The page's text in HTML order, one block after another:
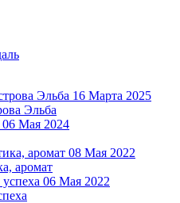
16 Марта 2025
Эльба
06 Мая 2024
08 Мая 2022
аромат
06 Мая 2022